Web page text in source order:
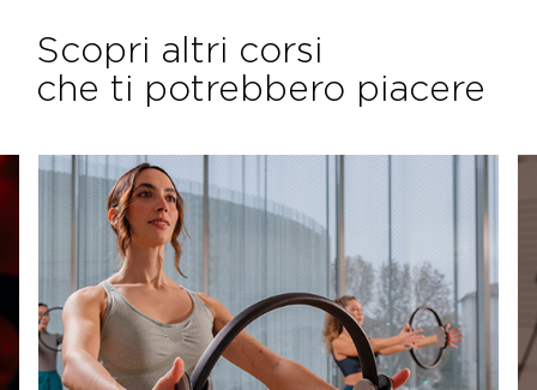
Scopri altri corsi
che ti potrebbero piacere